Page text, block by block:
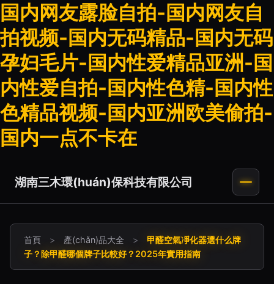
国内网友露脸自拍-国内网友自
拍视频-国内无码精品-国内无码
孕妇毛片-国内性爱精品亚洲-国
内性爱自拍-国内性色精-国内性
色精品视频-国内亚洲欧美偷拍-
国内一点不卡在
湖南三木環(huán)保科技有限公司
首頁 > 產(chǎn)品大全 >
甲醛空氣凈化器選什么牌
子？除甲醛哪個牌子比較好？2025年實用指南